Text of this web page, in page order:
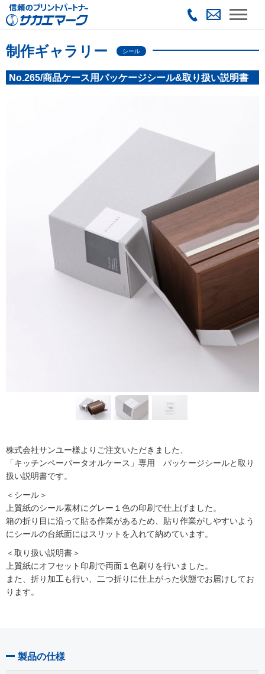
制作ギャラリー シール
No.265/商品ケース用パッケージシール&取り扱い説明書
株式会社サンユー様よりご注文いただきました、
「キッチンペーパータオルケース」専用 パッケージシールと取り
扱い説明書です。
＜シール＞
上質紙のシール素材にグレー１色の印刷で仕上げました。
箱の折り目に沿って貼る作業があるため、貼り作業がしやすいよう
にシールの台紙面にはスリットを入れて納めています。
＜取り扱い説明書＞
上質紙にオフセット印刷で両面１色刷りを行いました。
また、折り加工も行い、二つ折りに仕上がった状態でお届けしてお
ります。
製品の仕様